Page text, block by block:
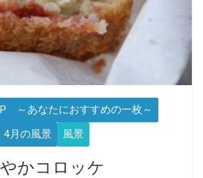
～あなたにおすすめの一枚～
月の風景
風景
かコロッケ